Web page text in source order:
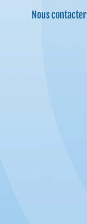
Nous contacter